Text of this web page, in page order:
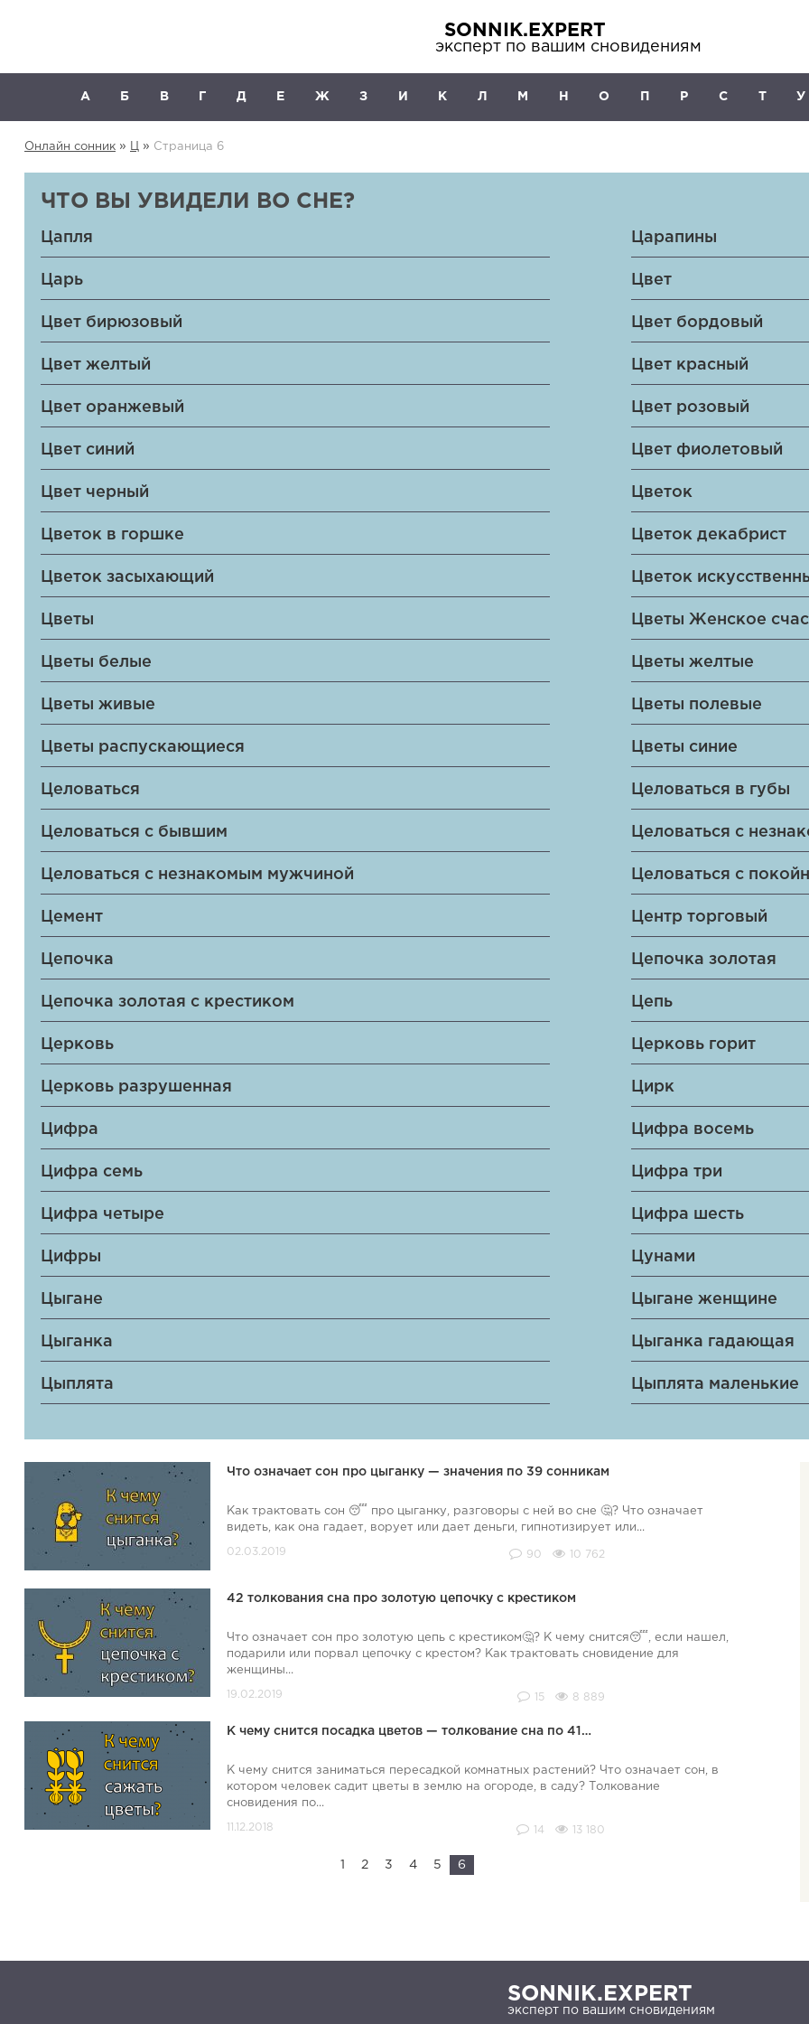
SONNIK.EXPERT
эксперт по вашим сновидениям
А Б В Г Д Е Ж З И К Л М Н О П Р С Т У
Онлайн сонник » » Страница 6
ЧТО ВЫ УВИДЕЛИ ВО СНЕ?
Цапля Царапины
Царь Цвет
Цвет бирюзовый Цвет бордовый
Цвет желтый Цвет красный
Цвет оранжевый Цвет розовый
Цвет синий Цвет фиолетовый
Цвет черный Цветок
Цветок в горшке Цветок декабрист
Цветок засыхающий Цветок
Цветы Цветы Женское
Цветы белые Цветы желтые
Цветы живые Цветы полевые
Цветы распускающиеся Цветы синие
Целоваться Целоваться в губы
Целоваться с бывшим Целоваться с
Целоваться с незнакомым мужчиной Целоваться с
Цемент Центр торговый
Цепочка Цепочка золотая
Цепочка золотая с крестиком Цепь
Церковь Церковь горит
Церковь разрушенная Цирк
Цифра Цифра восемь
Цифра семь Цифра три
Цифра четыре Цифра шесть
Цифры Цунами
Цыгане Цыгане женщине
Цыганка Цыганка гадающая
Цыплята Цыплята маленькие
Что означает сон про цыганку — значения по 39 сонникам
Как трактовать сон 😴 про цыганку, разговоры с ней во сне 🤔? Что означает
видеть, как она гадает, ворует или дает деньги, гипнотизирует или...
90 10 762
42 толкования сна про золотую цепочку с крестиком
Что означает сон про золотую цепь с крестиком🤔? К чему снится😴, если нашел,
подарили или порвал цепочку с крестом? Как трактовать сновидение для
женщины...
15 8 889
К чему снится посадка цветов — толкование сна по 41…
К чему снится заниматься пересадкой комнатных растений? Что означает сон, в
котором человек садит цветы в землю на огороде, в саду? Толкование
сновидения по...
14 13 180
1 2 3 4 5 6
SONNIK.EXPERT
эксперт по вашим сновидениям